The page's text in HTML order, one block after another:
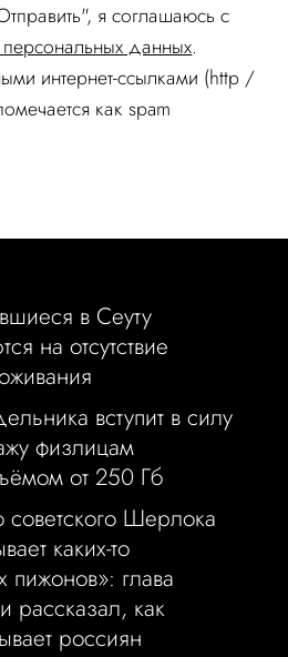
я соглашаюсь c
данных.
интернет-ссылками (http /
как spam
в Сеуту
на отсутствие
вступит в силу
физлицам
от 250 Гб
советского Шерлока
каких-то
пижонов»: глава
рассказал, как
россиян